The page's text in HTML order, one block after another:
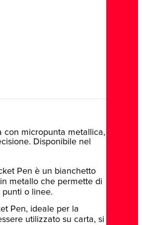
con micropunta metallica,
Disponibile nel
Pen è un bianchetto
metallo che permette di
o linee.
Pen, ideale per la
utilizzato su carta, si